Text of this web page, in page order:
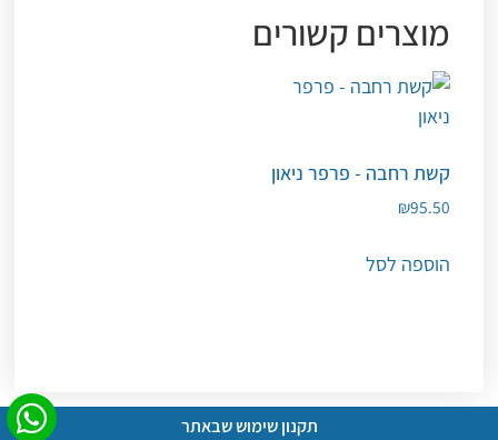
מוצרים קשורים
קשת רחבה - פרפר ניאון
₪95.50
הוספה לסל
תקנון שימוש שבאתר